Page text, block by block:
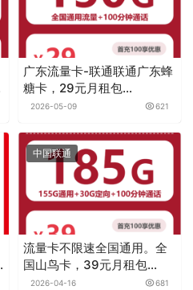
广东流量卡-联通联通广东蜂
糖卡，29元月租包
150G+100分钟
2026-05-09 621
中国联通
流量卡不限速全国通用。全
国山鸟卡，39元月租包
185G+100分钟
2026-04-16 681